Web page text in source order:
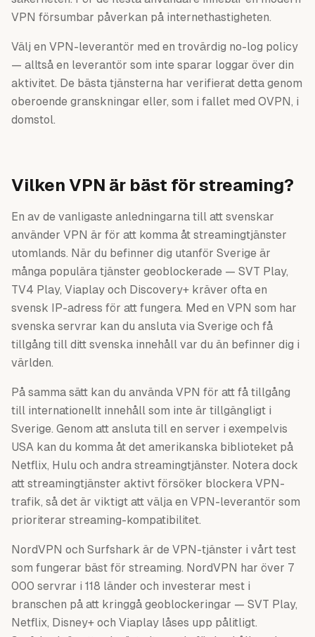
VPN försumbar påverkan på internethastigheten.
Välj en VPN-leverantör med en trovärdig no-log policy
— alltså en leverantör som inte sparar loggar över din
aktivitet. De bästa tjänsterna har verifierat detta genom
oberoende granskningar eller, som i fallet med OVPN, i
domstol.
Vilken VPN är bäst för streaming?
En av de vanligaste anledningarna till att svenskar
använder VPN är för att komma åt streamingtjänster
utomlands. När du befinner dig utanför Sverige är
många populära tjänster geoblockerade — SVT Play,
TV4 Play, Viaplay och Discovery+ kräver ofta en
svensk IP-adress för att fungera. Med en VPN som har
svenska servrar kan du ansluta via Sverige och få
tillgång till ditt svenska innehåll var du än befinner dig i
världen.
På samma sätt kan du använda VPN för att få tillgång
till internationellt innehåll som inte är tillgängligt i
Sverige. Genom att ansluta till en server i exempelvis
USA kan du komma åt det amerikanska biblioteket på
Netflix, Hulu och andra streamingtjänster. Notera dock
att streamingtjänster aktivt försöker blockera VPN-
trafik, så det är viktigt att välja en VPN-leverantör som
prioriterar streaming-kompatibilitet.
NordVPN och Surfshark är de VPN-tjänster i vårt test
som fungerar bäst för streaming. NordVPN har över 7
000 servrar i 118 länder och investerar mest i
branschen på att kringgå geoblockeringar — SVT Play,
Netflix, Disney+ och Viaplay låses upp pålitligt.